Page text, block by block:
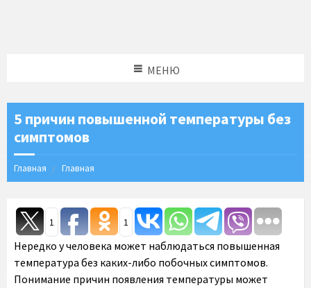
МЕНЮ
5 причин повышенной температуры без
симптомов
Главная Главная
1 1
Нередко у человека может наблюдаться повышенная
температура без каких-либо побочных симптомов.
Понимание причин появления температуры может